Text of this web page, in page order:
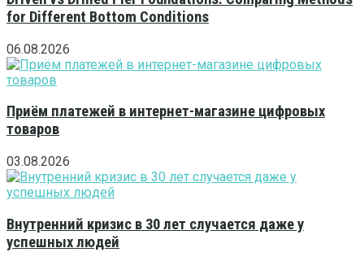
for Different Bottom Conditions
06.08.2026
Приём платежей в интернет-магазине цифровых
товаров
03.08.2026
Внутренний кризис в 30 лет случается даже у
успешных людей